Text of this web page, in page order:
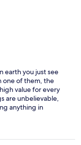
earth you just see
one of them, the
value for every
are unbelievable,
anything in
"la regenta"
too, you just